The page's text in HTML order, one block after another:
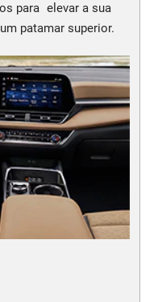
para elevar a sua
patamar superior.